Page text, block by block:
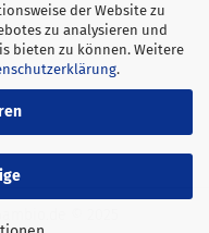
der Website zu
zu analysieren und
bieten zu können. Weitere
.